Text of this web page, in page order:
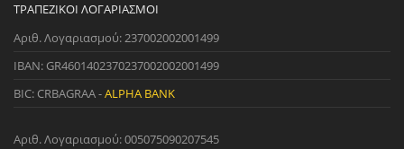
ΤΡΑΠΕΖΙΚΟΊ ΛΟΓΑΡΙΑΣΜΟΊ
Αριθ. Λογαριασμού: 237002002001499
IBAN: GR4601402370237002002001499
BIC: CRBAGRAA -ALPHA BANK
Αριθ. Λογαριασμού: 005075090207545